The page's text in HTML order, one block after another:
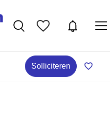
Solliciteren